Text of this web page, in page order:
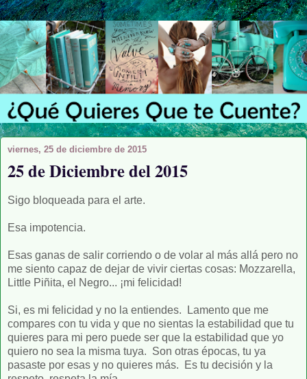
viernes, 25 de diciembre de 2015
25 de Diciembre del 2015
Sigo bloqueada para el arte.
Esa impotencia.
Esas ganas de salir corriendo o de volar al más allá pero no
me siento capaz de dejar de vivir ciertas cosas: Mozzarella,
Little Piñita, el Negro... ¡mi felicidad!
Si, es mi felicidad y no la entiendes. Lamento que me
compares con tu vida y que no sientas la estabilidad que tu
quieres para mi pero puede ser que la estabilidad que yo
quiero no sea la misma tuya. Son otras épocas, tu ya
pasaste por esas y no quieres más. Es tu decisión y la